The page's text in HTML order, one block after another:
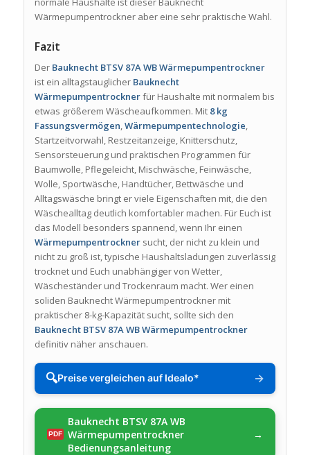
Wärmepumpentrockner aber eine sehr praktische Wahl.
Fazit
Der Bauknecht BTSV 87A WB Wärmepumpentrockner
ist ein alltagstauglicher Bauknecht
Wärmepumpentrocknerfür Haushalte mit normalem bis
etwas größerem Wäscheaufkommen. Mit 8 kg
Fassungsvermögen,Wärmepumpentechnologie,
Startzeitvorwahl, Restzeitanzeige, Knitterschutz,
Sensorsteuerung und praktischen Programmen für
Baumwolle, Pflegeleicht, Mischwäsche, Feinwäsche,
Wolle, Sportwäsche, Handtücher, Bettwäsche und
Alltagswäsche bringt er viele Eigenschaften mit, die den
Wäschealltag deutlich komfortabler machen. Für Euch ist
das Modell besonders spannend, wenn Ihr einen
Wärmepumpentrocknersucht, der nicht zu klein und
nicht zu groß ist, typische Haushaltsladungen zuverlässig
trocknet und Euch unabhängiger von Wetter,
Wäscheständer und Trockenraum macht. Wer einen
soliden Bauknecht Wärmepumpentrockner mit
praktischer 8-kg-Kapazität sucht, sollte sich den
Bauknecht BTSV 87A WB Wärmepumpentrockner
definitiv näher anschauen.
🔍Preise vergleichen auf Idealo* →
Bauknecht BTSV 87A WB
Wärmepumpentrockner
Bedienungsanleitung